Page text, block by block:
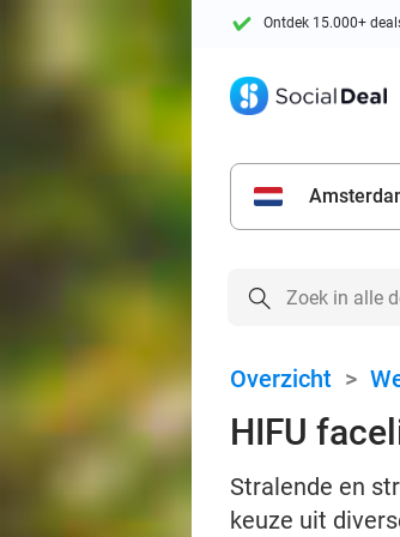
Ontdek 15.000+
Overzicht >
HIFU
Stralende en
keuze uit